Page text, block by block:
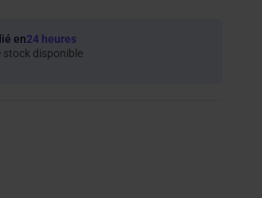
en24 heures
stock disponible